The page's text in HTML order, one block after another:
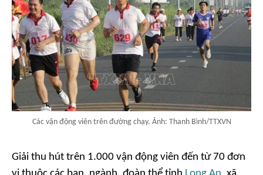
Các vận động viên trên đường chạy. Ảnh: Thanh Bình/TTXVN
Giải thu hút trên 1.000 vận động viên đến từ 70 đơn